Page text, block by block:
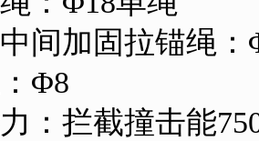
加固拉锚绳：
Φ8
拦截撞击能